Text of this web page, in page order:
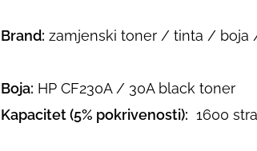
Brand: zamjenski toner / tinta / boja
Boja: HP CF230A / 30A black toner
Kapacitet (5% pokrivenosti): 1600